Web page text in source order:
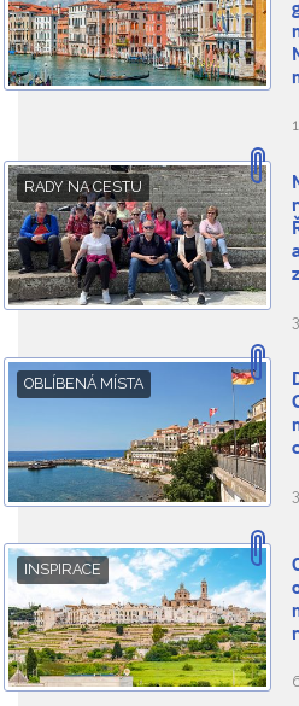
RADY NA CESTU
OBLÍBENÁ MÍSTA
INSPIRACE